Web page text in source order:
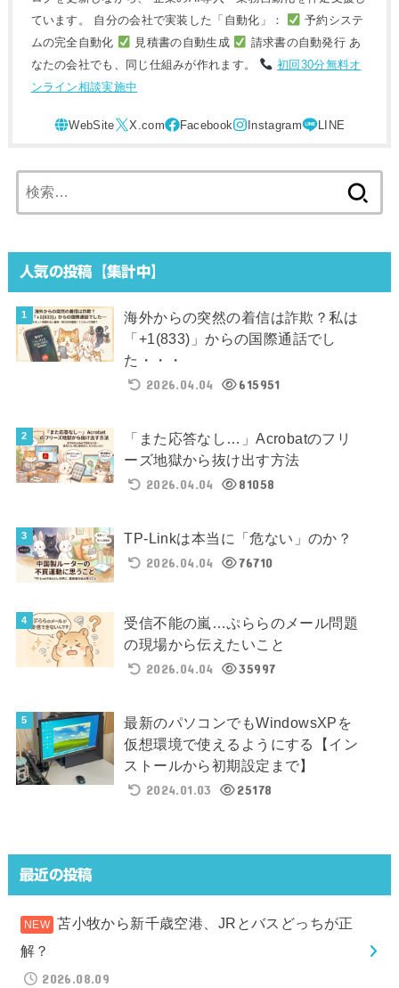
ています。 自分の会社で実装した「自動化」：
予約システ
ムの完全自動化
見積書の自動生成
請求書の自動発行 あ
なたの会社でも、同じ仕組みが作れます。
初回30分無料オ
ンライン相談実施中
索:
人気の投稿【集計中】
海外からの突然の着信は詐欺？私は
「+1(833)」からの国際通話でし
た・・・
2026.04.04
615951
「また応答なし…」Acrobatのフリ
ーズ地獄から抜け出す方法
2026.04.04
81058
TP-Linkは本当に「危ない」のか？
2026.04.04
76710
受信不能の嵐…ぷららのメール問題
の現場から伝えたいこと
2026.04.04
35997
最新のパソコンでもWindowsXPを
仮想環境で使えるようにする【イン
ストールから初期設定まで】
2024.01.03
25178
最近の投稿
苫小牧から新千歳空港、JRとバスどっちが正
解？
2026.08.09